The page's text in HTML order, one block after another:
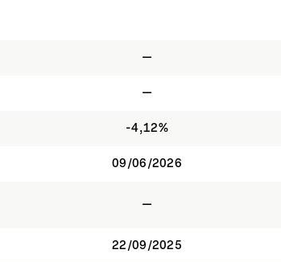
—
—
-4,12%
09/06/2026
—
22/09/2025